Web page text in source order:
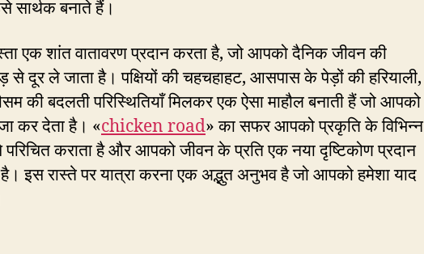
सार्थक बनाते हैं।
एक शांत वातावरण प्रदान करता है, जो आपको दैनिक जीवन की
से दूर ले जाता है। पक्षियों की चहचहाहट, आसपास के पेड़ों की हरियाली,
की बदलती परिस्थितियाँ मिलकर एक ऐसा माहौल बनाती हैं जो आपको
कर देता है। «chicken road» का सफर आपको प्रकृति के विभिन्न
कराता है और आपको जीवन के प्रति एक नया दृष्टिकोण प्रदान
इस रास्ते पर यात्रा करना एक अद्भुत अनुभव है जो आपको हमेशा याद